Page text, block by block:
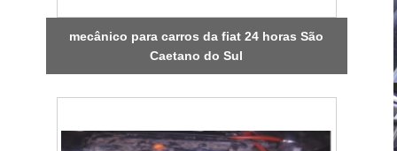
mecânico para carros da fiat 24 horas São
Caetano do Sul